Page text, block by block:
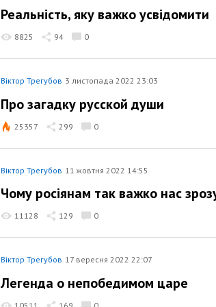
Реальність, яку важко усвідомити
8825 94 0
Віктор Трегубов 3 листопада 2022 23:03
Про загадку русской души
25357 299 0
Віктор Трегубов 11 жовтня 2022 14:55
Чому росіянам так важко нас
11128 129 0
Віктор Трегубов 17 вересня 2022 22:07
Легенда о непобедимом царе
10511 169 0